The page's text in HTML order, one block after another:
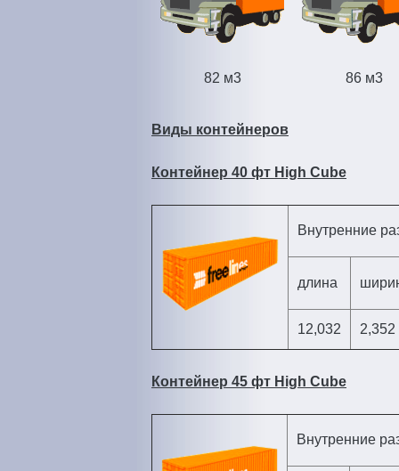
н
ю
82 м3 86 м3
Виды контейнеров
Контейнер 40 фт High Cube
Внутренние
длина
12,032 2,352
Контейнер 45 фт High Cube
Внутренние